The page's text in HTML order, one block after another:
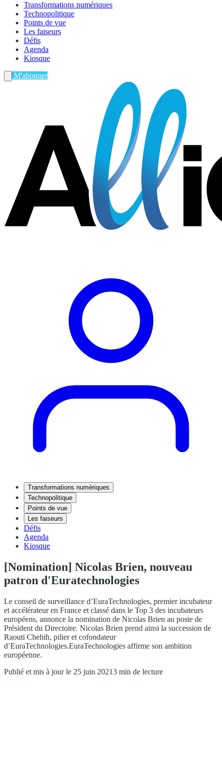
Transformations numériques
Technopolitique
Points de vue
Les faiseurs
Défis
Agenda
Kiosque
M'abonner
Transformations numériques
Technopolitique
Points de vue
Les faiseurs
Défis
Agenda
Kiosque
[Nomination] Nicolas Brien, nouveau
patron d'Euratechnologies
Le conseil de surveillance d’EuraTechnologies, premier incubateur
et accélérateur en France et classé dans le Top 3 des incubateurs
européens, annonce la nomination de Nicolas Brien au poste de
Président du Directoire. Nicolas Brien prend ainsi la succession de
Raouti Chehih, pilier et cofondateur
d’EuraTechnologies.EuraTechnologies affirme son ambition
européenne.
Publié et mis à jour le 25 juin 20213 min de lecture